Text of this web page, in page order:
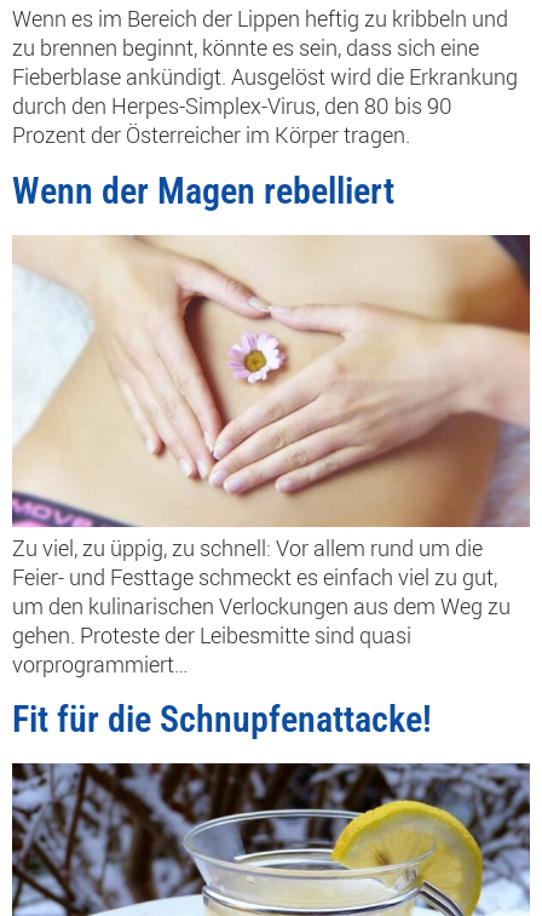
Wenn es im Bereich der Lippen heftig zu kribbeln und
zu brennen beginnt, könnte es sein, dass sich eine
Fieberblase ankündigt. Ausgelöst wird die Erkrankung
durch den Herpes-Simplex-Virus, den 80 bis 90
Prozent der Österreicher im Körper tragen.
Wenn der Magen rebelliert
Zu viel, zu üppig, zu schnell: Vor allem rund um die
Feier- und Festtage schmeckt es einfach viel zu gut,
um den kulinarischen Verlockungen aus dem Weg zu
gehen. Proteste der Leibesmitte sind quasi
vorprogrammiert…
Fit für die Schnupfenattacke!